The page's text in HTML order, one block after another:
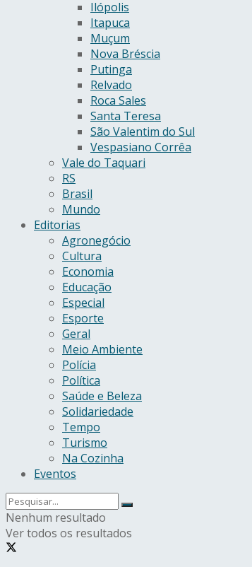
Ilópolis
Itapuca
Muçum
Nova Bréscia
Putinga
Relvado
Roca Sales
Santa Teresa
São Valentim do Sul
Vespasiano Corrêa
Vale do Taquari
RS
Brasil
Mundo
Editorias
Agronegócio
Cultura
Economia
Educação
Especial
Esporte
Geral
Meio Ambiente
Polícia
Política
Saúde e Beleza
Solidariedade
Tempo
Turismo
Na Cozinha
Eventos
Nenhum resultado
Ver todos os resultados